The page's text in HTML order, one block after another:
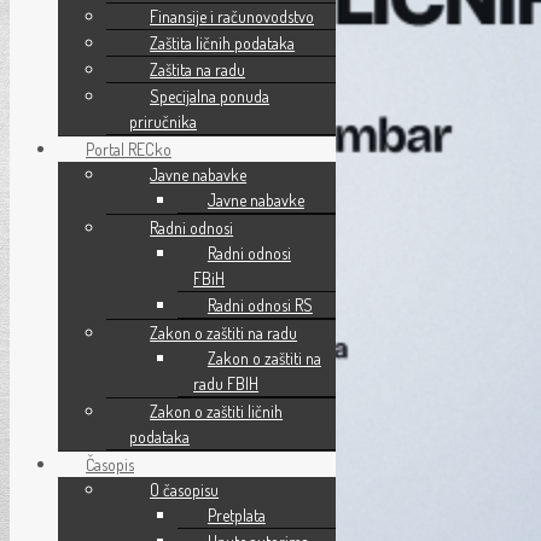
Finansije i računovodstvo
Zaštita ličnih podataka
Zaštita na radu
Specijalna ponuda
priručnika
Portal RECko
Javne nabavke
Javne nabavke
Radni odnosi
Radni odnosi
FBiH
Radni odnosi RS
Zakon o zaštiti na radu
Zakon o zaštiti na
radu FBIH
Zakon o zaštiti ličnih
podataka
Časopis
O časopisu
Pretplata